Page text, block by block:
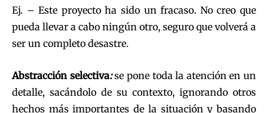
Ej. – Este proyecto ha sido un fracaso. No creo que
pueda llevar a cabo ningún otro, seguro que volverá a
ser un completo desastre.
Abstracción selectiva:se pone toda la atención en un
detalle, sacándolo de su contexto, ignorando otros
hechos más importantes de la situación y basando